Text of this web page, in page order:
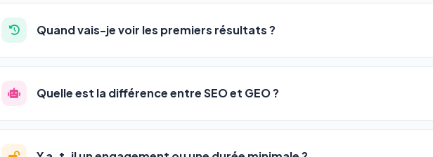
Absolument pas. Notre logiciel a été conçu pour être accessible àtous les profils:
auto-entrepreneurs, PME ou agences. Pas de code, pas de configuration complexe —
l'adresse de votre site, décrivez votre activité, et le logiciel gère tout en automatique
Quand vais-je voir les premiers résultats ?
La plupart de nos utilisateurs observent une amélioration de leur positionnement en4
progression
votre tableau de bord.
Quelle est la différence entre SEO et GEO ?
LeSEO(Search Engine Optimization) vous positionne sur les moteurs classiques :
GEO(Generative Engine Optimization) va plus loin : il fait en sorte que les IA